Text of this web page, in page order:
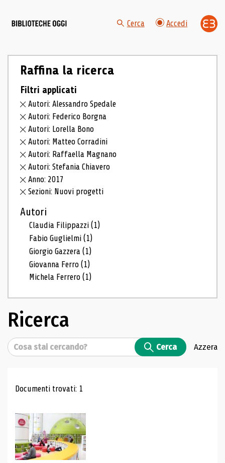
Cerca Accedi
Raffina la ricerca
Filtri applicati
Autori: Alessandro Spedale
Autori: Federico Borgna
Autori: Lorella Bono
Autori: Matteo Corradini
Autori: Raffaella Magnano
Autori: Stefania Chiavero
Anno: 2017
Sezioni: Nuovi progetti
Autori
Claudia Filippazzi(1)
Fabio Guglielmi(1)
Giorgio Gazzera(1)
Giovanna Ferro(1)
Michela Ferrero(1)
Ricerca
Cerca Cerca Azzera
Risultati di ricerca
Documenti trovati: 1